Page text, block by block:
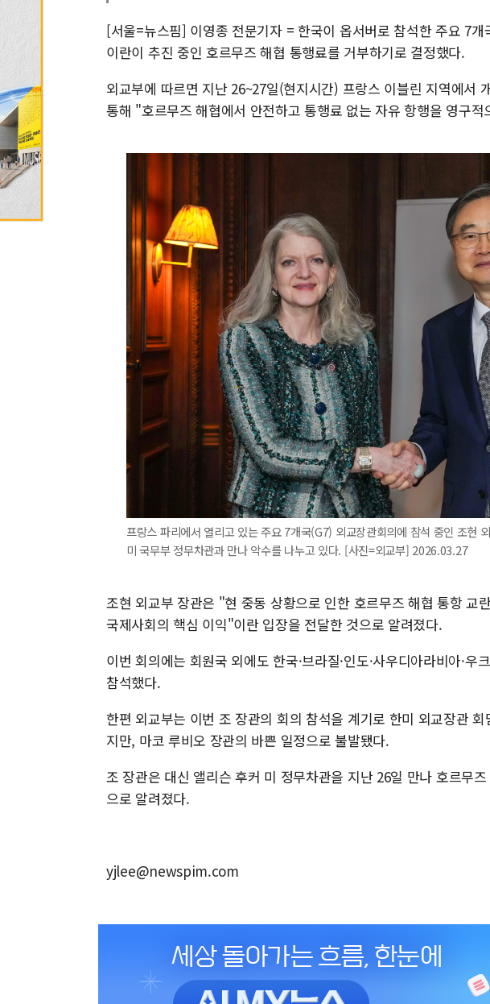
[서울=뉴스핌] 이영종 전문기자 = 한국이 옵서버로 참석한 주요 7
이란이 추진 중인 호르무즈 해협 통행료를 거부하기로 결정했다.
외교부에 따르면 지난 26~27일(현지시간) 프랑스 이블린 지역에서
통해 "호르무즈 해협에서 안전하고 통행료 없는 자유 항행을 영구
프랑스 파리에서 열리고 있는 주요 7개국(G7) 외교장관회의에 참석 중인 조현
미 국무부 정무차관과 만나 악수를 나누고 있다. [사진=외교부] 2026.03.27
조현 외교부 장관은 "현 중동 상황으로 인한 호르무즈 해협 통항 교
국제사회의 핵심 이익"이란 입장을 전달한 것으로 알려졌다.
이번 회의에는 회원국 외에도 한국·브라질·인도·사우디아라비아·
참석했다.
한편 외교부는 이번 조 장관의 회의 참석을 계기로 한미 외교장관
지만, 마코 루비오 장관의 바쁜 일정으로 불발됐다.
조 장관은 대신 앨리슨 후커 미 정무차관을 지난 26일 만나 호르무
으로 알려졌다.
yjlee@newspim.com